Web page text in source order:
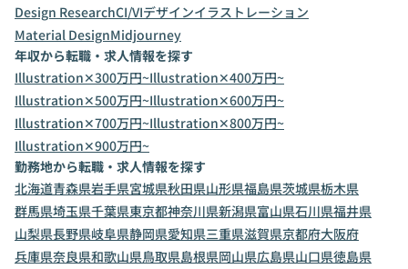
Design ResearchCI/VIデザインイラストレーション
Material DesignMidjourney
年収から転職・求人情報を探す
Illustration✕300万円~Illustration✕400万円~
Illustration✕500万円~Illustration✕600万円~
Illustration✕700万円~Illustration✕800万円~
Illustration✕900万円~
勤務地から転職・求人情報を探す
北海道青森県岩手県宮城県秋田県山形県福島県茨城県栃木県
群馬県埼玉県千葉県東京都神奈川県新潟県富山県石川県福井県
山梨県長野県岐阜県静岡県愛知県三重県滋賀県京都府大阪府
兵庫県奈良県和歌山県鳥取県島根県岡山県広島県山口県徳島県